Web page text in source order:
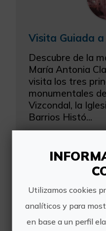
Descubre de la
María Antonia
visita los tres
monumentales
Vizcondal, la
Barrios Histó...
Utilizamos cookies
analíticos y para
en base a un perfil